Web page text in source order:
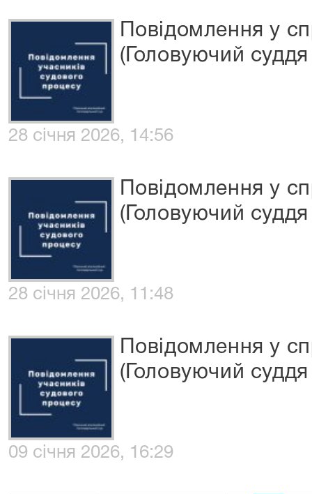
Повідомлення у
(Головуючий
28 січня 2026, 14:56
Повідомлення у
(Головуючий
28 січня 2026, 11:48
Повідомлення у
(Головуючий
09 січня 2026, 16:29